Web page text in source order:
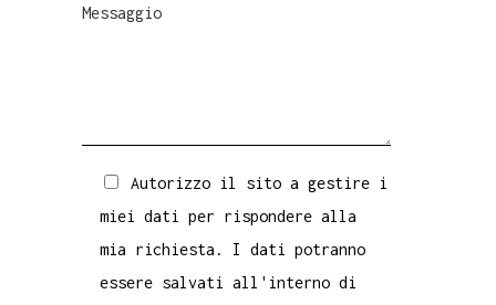
Autorizzo il sito a gestire i
miei dati per rispondere alla
mia richiesta. I dati potranno
essere salvati all'interno di